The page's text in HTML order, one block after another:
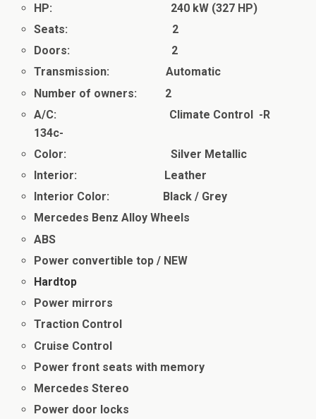
HP: 240 kW (327 HP)
Seats: 2
Doors: 2
Transmission: Automatic
Number of owners: 2
A/C: Climate Control -R
134c-
Color: Silver Metallic
Interior: Leather
Interior Color: Black / Grey
Mercedes Benz Alloy Wheels
ABS
Power convertible top / NEW
Hardtop
Power mirrors
Traction Control
Cruise Control
Power front seats with memory
Mercedes Stereo
Power door locks